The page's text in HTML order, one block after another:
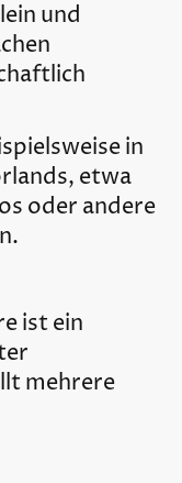
und
in
etwa
oder andere
ist ein
mehrere